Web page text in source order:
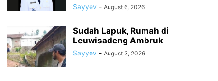
Sayyev - August 6, 2026
Sudah Lapuk, Rumah di
Leuwisadeng Ambruk
Sayyev - August 3, 2026